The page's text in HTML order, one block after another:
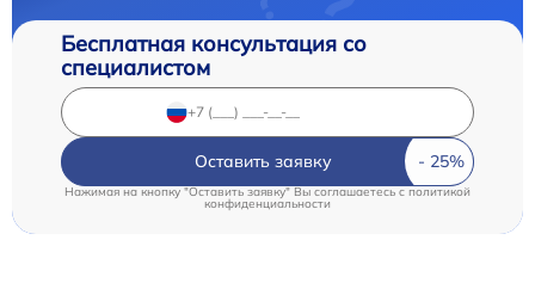
Бесплатная консультация со
специалистом
Оставить заявку
Нажимая на кнопку "Оставить заявку" Вы соглашаетесь cполитикой
конфиденциальности